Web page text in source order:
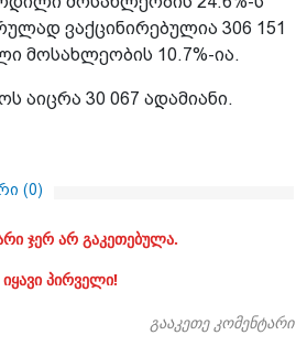
ვაქცინირებულია 306 151
მოსახლეობის 10.7%-ია.
აიცრა 30 067 ადამიანი.
(0)
ჯერ არ გაკეთებულა.
იყავი პირველი!
გააკეთე კომენტარი